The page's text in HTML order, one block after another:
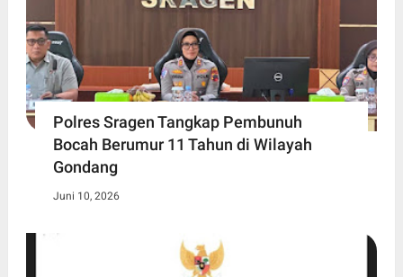
Polres Sragen Tangkap Pembunuh
Bocah Berumur 11 Tahun di Wilayah
Gondang
Juni 10, 2026